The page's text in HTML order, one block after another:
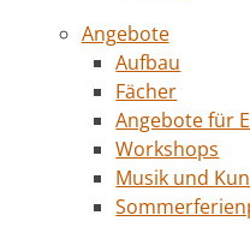
Angebote
Aufbau
Fächer
Angebote für
Workshops
Musik und